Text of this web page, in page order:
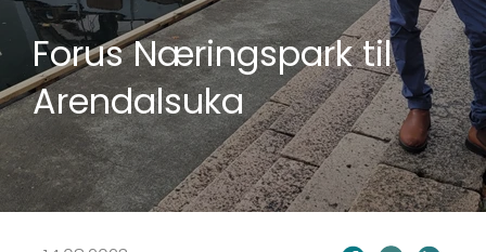
Forus Næringspark til
Arendalsuka